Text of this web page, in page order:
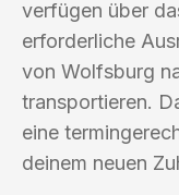
verfügen über
erforderliche
von Wolfsburg
transportieren.
eine
deinem neuen